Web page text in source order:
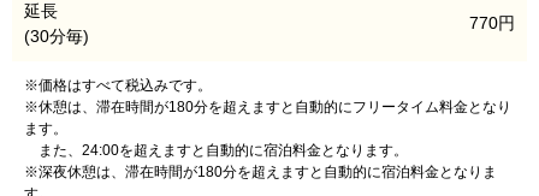
延長
(30分毎)
770円
※価格はすべて税込みです。
※休憩は、滞在時間が180分を超えますと自動的にフリータイム料金となり
ます。
また、24:00を超えますと自動的に宿泊料金となります。
※深夜休憩は、滞在時間が180分を超えますと自動的に宿泊料金となりま